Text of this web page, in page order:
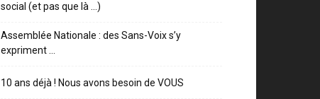
social (et pas que là …)
Assemblée Nationale : des Sans-Voix s’y
expriment …
10 ans déjà ! Nous avons besoin de VOUS